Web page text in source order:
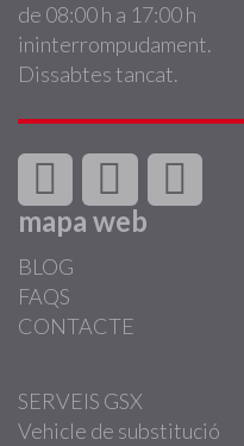
de 08:00 h a 17:00 h
ininterrompudament.
Dissabtes tancat.
mapa web
BLOG
FAQS
CONTACTE
SERVEIS GSX
Vehicle de substitució